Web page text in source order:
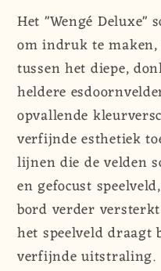
Het "Wengé Deluxe"
om indruk te
tussen het diepe,
heldere
opvallende
verfijnde esthetiek
lijnen die de velden
en gefocust
bord verder
het speelveld draagt
verfijnde uitstraling.